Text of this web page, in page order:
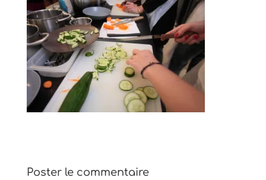
Poster le commentaire